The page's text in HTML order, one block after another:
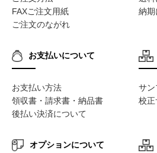
FAXご注文用紙
ご注文のながれ
納期
お支払いについて
お支払い方法
領収書・請求書・納品書
後払い決済について
サン
校正
オプションについて